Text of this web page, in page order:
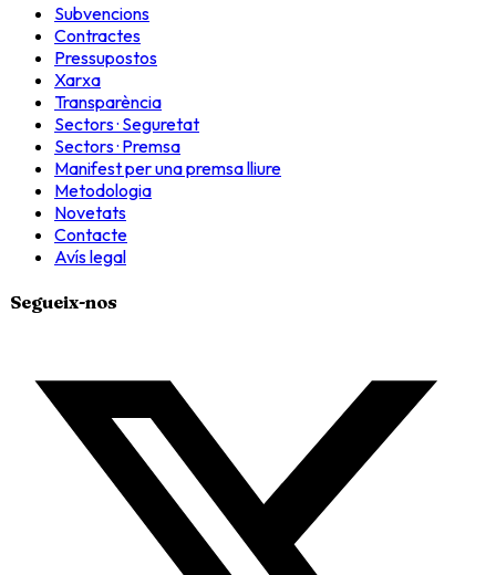
Subvencions
Contractes
Pressupostos
Xarxa
Transparència
Sectors · Seguretat
Sectors · Premsa
Manifest per una premsa lliure
Metodologia
Novetats
Contacte
Avís legal
Segueix-nos